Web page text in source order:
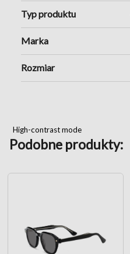
Typ produktu
Marka
Rozmiar
High-contrast mode
Podobne produkty: